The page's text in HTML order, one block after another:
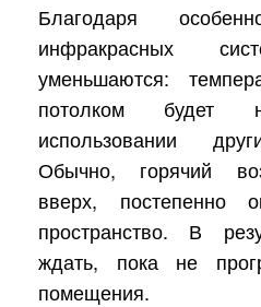
Благодаря
инфракрасных
уменьшаются:
потолком
использовании
Обычно, горячий
вверх, постепенно
пространство. В
ждать, пока не
помещения.